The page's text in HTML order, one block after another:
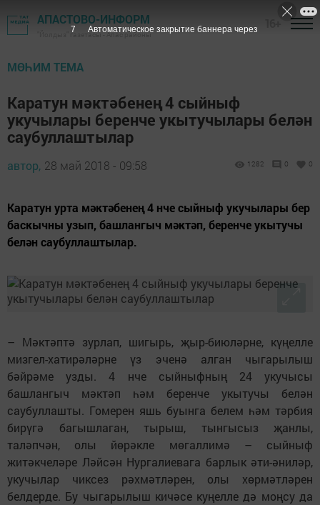
АПАСТОВО-ИНФОРМ
"Йолдыз" газетасы - Апас районы
МӨҺИМ ТЕМА
Каратун мәктәбенең 4 сыйныф
укучылары беренче укытучылары белән
саубуллаштылар
автор, 28 май 2018 - 09:58 1282 0 0
Каратун урта мәктәбенең 4 нче сыйныф укучылары бер
баскычны узып, башлангыч мәктәп, беренче укытучы
белән саубуллаштылар.
– Мәктәптә зурлап, шигырь, җыр-биюләрне, күңелле
мизгел-хатирәләрне үз эченә алган чыгарылыш
бәйрәме узды. 4 нче сыйныфның 24 укучысы
башлангыч мәктәп һәм беренче укытучы белән
саубуллашты. Гомерен яшь буынга белем һәм тәрбия
бирүгә багышлаган, тырыш, тынгысыз җанлы,
таләпчән, олы йөрәкле мөгаллимә – сыйныф
житәкчеләре Ләйсән Нургалиевага барлык әти-әниләр,
укучылар чиксез рәхмәтләрен, олы хөрмәтләрен
белдерде. Бу чыгарылыш кичәсе куңелле дә моңсу да
6 Автоматическое закрытие баннера через